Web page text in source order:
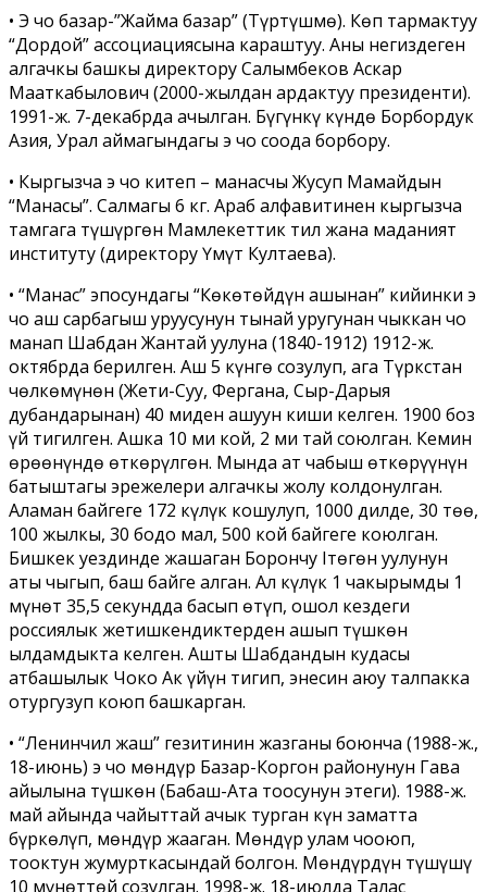
• Эң чоң базар-”Жайма базар” (Түртүшмө). Көп тармактуу
“Дордой” ассоциациясына караштуу. Аны негиздеген
алгачкы башкы директору Салымбеков Аскар
Мааткабылович (2000-­жылдан ардактуу президенти).
1991­-ж. 7-­декабрда ачылган. Бүгүнкү күндө Борбордук
Азия, Урал аймагындагы эң чоң соода борбору.
• Кыргызча эң чоң китеп – манасчы Жусуп Мамайдын
“Манасы”. Салмагы 6 кг. Араб алфавитинен кыргызча
тамгага түшүргөн Мамлекеттик тил жана маданият
институту (директору Үмүт Култаева).
• “Манас” эпосундагы “Көкөтөйдүн ашынан” кийинки эң
чоң аш сарбагыш уруусунун тынай уругунан чыккан чоң
манап Шабдан Жантай уулуна (1840-1912) 1912-­ж.
октябрда берилген. Аш 5 күнгө созулуп, ага Түркстан
чөлкөмүнөн (Жети-­Суу, Фергана, Сыр-­Дарыя
дубандарынан) 40 миңден ашуун киши келген. 1900 боз
үй тигилген. Ашка 10 миң кой, 2 миң тай союлган. Кемин
өрөөнүндө өткөрүлгөн. Мында ат чабыш өткөрүүнүн
батыштагы эрежелери алгачкы жолу колдонулган.
Аламан байгеге 172 күлүк кошулуп, 1000 дилде, 30 төө,
100 жылкы, 30 бодо мал, 500 кой байгеге коюлган.
Бишкек уездинде жашаган Борончу Ітөгөн уулунун
аты чыгып, баш байге алган. Ал күлүк 1 чакырымды 1
мүнөт 35,5 секундда басып өтүп, ошол кездеги
россиялык жетишкендиктерден ашып түшкөн
ылдамдыкта келген. Ашты Шабдандын кудасы
атбашылык Чоко Ак үйүн тигип, энесин аюу талпакка
отургузуп коюп башкарган.
• “Ленинчил жаш” гезитинин жазганы боюнча (1988-­ж.,
18­-июнь) эң чоң мөндүр Базар-Коргон районунун Гава
айылына түшкөн (Бабаш-Ата тоосунун этеги). 1988-­ж.
май айында чайыттай ачык турган күн заматта
бүркөлүп, мөндүр жааган. Мөндүр улам чоңоюп,
тооктун жумурткасындай болгон. Мөндүрдүн түшүшү
10 мүнөттөй созулган. 1998-­ж. 18-­июлда Талас